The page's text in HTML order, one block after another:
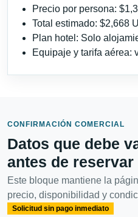
Precio por persona:
Total estimado: $2,668
Plan hotel: Solo
Equipaje y tarifa aérea:
CONFIRMACIÓN COMERCIAL
Datos que debe
antes de reservar
Este bloque mantiene la
precio, disponibilidad y
Solicitud sin pago inmediato